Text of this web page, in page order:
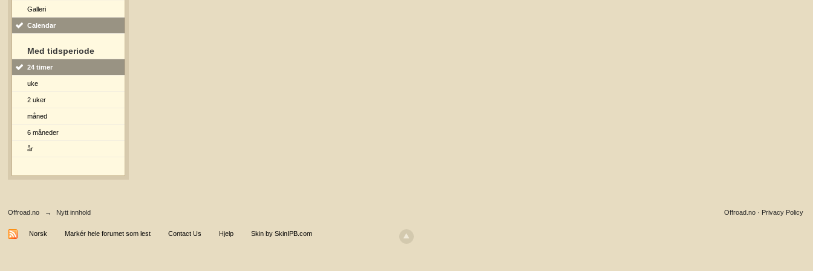
Galleri
Calendar
Med tidsperiode
24 timer
uke
2 uker
måned
6 måneder
år
Offroad.no → Nytt innhold Privacy Policy
Offroad.no ·
Norsk Markér hele forumet som lest Contact Us Hjelp Skin by SkinIPB.com